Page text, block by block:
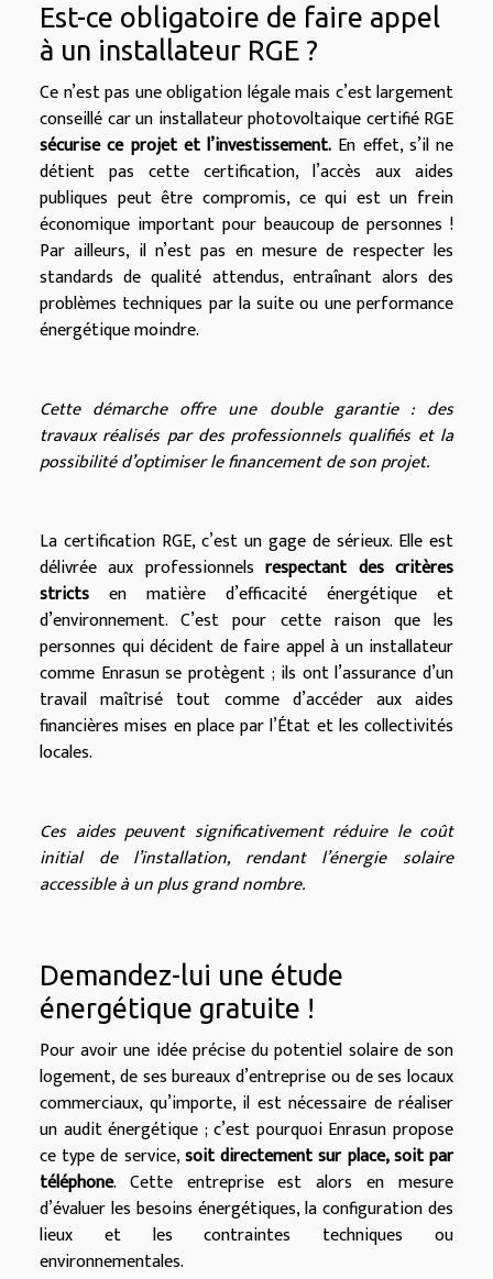
Est-ce obligatoire de faire appel
à un installateur RGE ?
Ce n’est pas une obligation légale mais c’est largement
conseillé car un installateur photovoltaique certifié RGE
sécurise ce projet et l’investissement. En effet, s’il ne
détient pas cette certification, l’accès aux aides
publiques peut être compromis, ce qui est un frein
économique important pour beaucoup de personnes !
Par ailleurs, il n’est pas en mesure de respecter les
standards de qualité attendus, entraînant alors des
problèmes techniques par la suite ou une performance
énergétique moindre.
Cette démarche offre une double garantie : des
travaux réalisés par des professionnels qualifiés et la
possibilité d’optimiser le financement de son projet.
La certification RGE, c’est un gage de sérieux. Elle est
délivrée aux professionnelsrespectant des critères
stricts en matière d’efficacité énergétique et
d’environnement. C’est pour cette raison que les
personnes qui décident de faire appel à un installateur
comme Enrasun se protègent ; ils ont l’assurance d’un
travail maîtrisé tout comme d’accéder aux aides
financières mises en place par l’État et les collectivités
locales.
Ces aides peuvent significativement réduire le coût
initial de l’installation, rendant l’énergie solaire
accessible à un plus grand nombre.
Demandez-lui une étude
énergétique gratuite !
Pour avoir une idée précise du potentiel solaire de son
logement, de ses bureaux d’entreprise ou de ses locaux
commerciaux, qu’importe, il est nécessaire de réaliser
un audit énergétique ; c’est pourquoi Enrasun propose
ce type de service,soit directement sur place, soit par
téléphone. Cette entreprise est alors en mesure
d’évaluer les besoins énergétiques, la configuration des
lieux et les contraintes techniques ou
environnementales.